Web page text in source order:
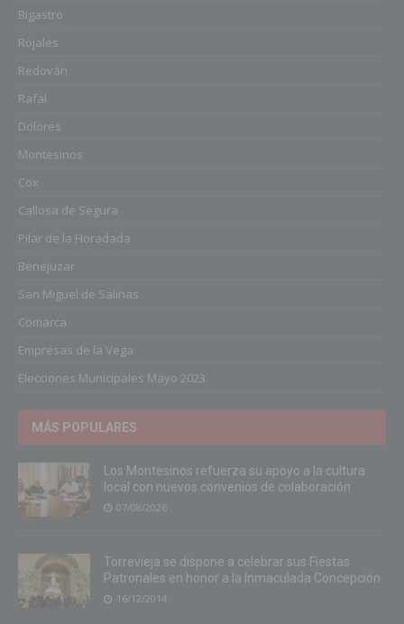
Bigastro
Rojales
Redován
Rafal
Dolores
Montesinos
Cox
Callosa de Segura
Pilar de la Horadada
Benejuzar
San Miguel de Salinas
Comarca
Empresas de la Vega
Elecciones Municipales Mayo 2023
MÁS POPULARES
Los Montesinos refuerza su apoyo a la cultura
local con nuevos convenios de colaboración
07/08/2026
Torrevieja se dispone a celebrar sus Fiestas
Patronales en honor a la Inmaculada Concepción
16/12/2014